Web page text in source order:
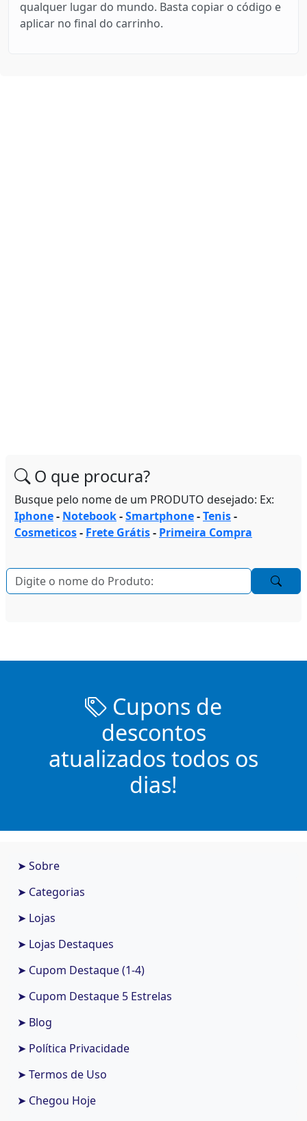
qualquer lugar do mundo. Basta copiar o código e
aplicar no final do carrinho.
O que procura?
Busque pelo nome de um PRODUTO desejado: Ex:
Iphone- Notebook-Smartphone-Tenis-
Cosmeticos- Frete Grátis- Primeira Compra
Cupons de
descontos
atualizados todos os
dias!
➤ Sobre
➤ Categorias
➤ Lojas
➤ Lojas Destaques
➤ Cupom Destaque (1-4)
➤ Cupom Destaque 5 Estrelas
➤ Blog
➤ Política Privacidade
➤ Termos de Uso
➤ Chegou Hoje